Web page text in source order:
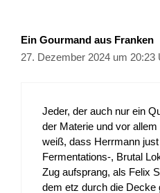
Ein Gourmand aus Franken
27. Dezember 2024 um 20:23
Jeder, der auch nur ein
der Materie und vor allem
weiß, dass Herrmann
Fermentations-, Brutal
Zug aufsprang, als Felix
dem etz durch die Decke